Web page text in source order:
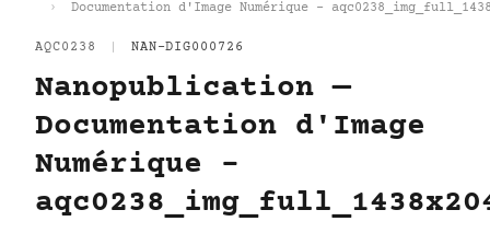
Documentation d'Image Numérique -
AQC0238 NAN-DIG000726
Nanopublication —
Documentation d'Image
Numérique -